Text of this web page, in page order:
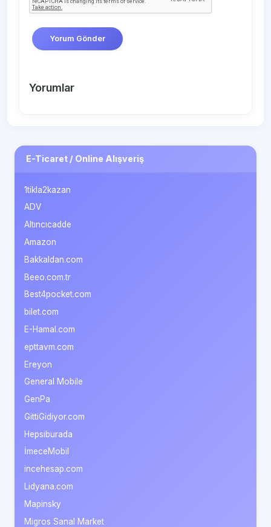
Yorum Gönder
Yorumlar
E-Ticaret / Online Alışveriş
1tikla2kazan
ADV
Altıncıcadde
Amazon
Bakkaldan.com
Beeo.com.tr
Best4pocket.com
bilet.com
E-Hamal.com
epttavm.com
Ereyon
General Mobile
GenPa
GittiGidiyor.com
Hepsiburada
İmeceMobil
incehesap.com
Lidyana.com
Mapinsky
Migros Sanal Market